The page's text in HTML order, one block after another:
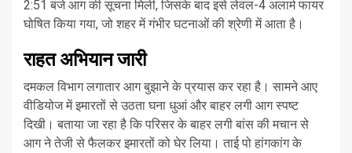
2:51 बजे आग की सूचना मिली, जिसके बाद इसे लेवल-4 अलार्म फायर
घोषित किया गया, जो शहर में गंभीर घटनाओं की श्रेणी में आता है।
राहत अभियान जारी
दमकल विभाग लगातार आग बुझाने के प्रयास कर रहा है। सामने आए
वीडियोज में इमारतों से उठता घना धुआं और बाहर लगी आग स्पष्ट
दिखी। बताया जा रहा है कि परिसर के बाहर लगी बांस की मचान से
आग ने तेजी से फैलकर इमारतों को घेर लिया। ताई पो हांगकांग के